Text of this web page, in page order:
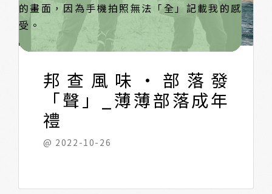
邦查風味・部落發
「聲」_薄薄部落成年
禮
@ 2022-10-26
未來地方行動上面。
二點鐘。
方公所文宣上的「馬拉松」，而是跟著祖靈的
腳步往大海方向、往太陽母親的方向，更是往
祖靈登岸的方向。
持，也是我第一次被部落文化所感動到了。
的畫面，因為手機拍照無法「全」記載我的感
受。